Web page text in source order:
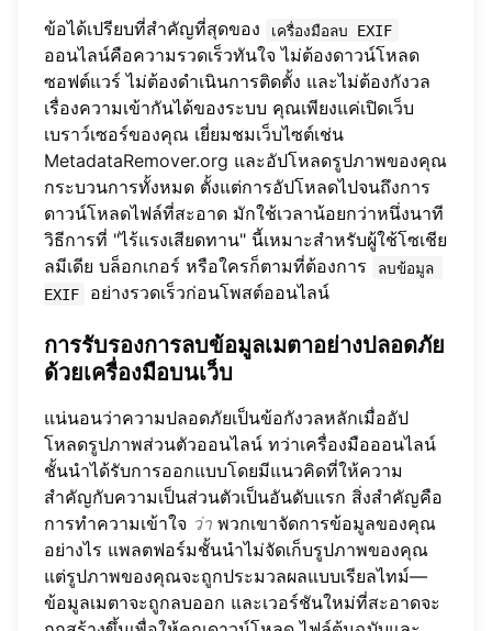
ข้อได้เปรียบที่สำคัญที่สุดของ เครื่องมือลบ EXIF
ออนไลน์คือความรวดเร็วทันใจ ไม่ต้องดาวน์โหลด
ซอฟต์แวร์ ไม่ต้องดำเนินการติดตั้ง และไม่ต้องกังวล
เรื่องความเข้ากันได้ของระบบ คุณเพียงแค่เปิดเว็บ
เบราว์เซอร์ของคุณ เยี่ยมชมเว็บไซต์เช่น
MetadataRemover.org และอัปโหลดรูปภาพของคุณ
กระบวนการทั้งหมด ตั้งแต่การอัปโหลดไปจนถึงการ
ดาวน์โหลดไฟล์ที่สะอาด มักใช้เวลาน้อยกว่าหนึ่งนาที
วิธีการที่ "ไร้แรงเสียดทาน" นี้เหมาะสำหรับผู้ใช้โซเชีย
ลมีเดีย บล็อกเกอร์ หรือใครก็ตามที่ต้องการ
ลบข้อมูล
EXIF
อย่างรวดเร็วก่อนโพสต์ออนไลน์
การรับรองการลบข้อมูลเมตาอย่างปลอดภัย
ด้วยเครื่องมือบนเว็บ
แน่นอนว่าความปลอดภัยเป็นข้อกังวลหลักเมื่ออัป
โหลดรูปภาพส่วนตัวออนไลน์ ทว่าเครื่องมือออนไลน์
ชั้นนำได้รับการออกแบบโดยมีแนวคิดที่ให้ความ
สำคัญกับความเป็นส่วนตัวเป็นอันดับแรก สิ่งสำคัญคือ
การทำความเข้าใจ ว่า พวกเขาจัดการข้อมูลของคุณ
อย่างไร แพลตฟอร์มชั้นนำไม่จัดเก็บรูปภาพของคุณ
แต่รูปภาพของคุณจะถูกประมวลผลแบบเรียลไทม์—
ข้อมูลเมตาจะถูกลบออก และเวอร์ชันใหม่ที่สะอาดจะ